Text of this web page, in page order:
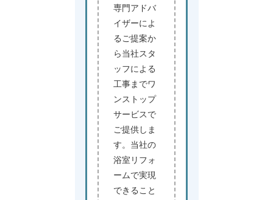
専門アドバ
イザーによ
るご提案か
ら当社スタ
ッフによる
工事までワ
ンストップ
サービスで
ご提供しま
す。当社の
浴室リフォ
ームで実現
できること